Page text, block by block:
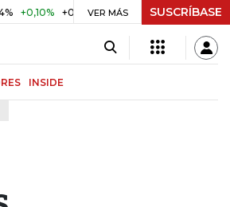
+0,98% UVR $ 416,91 +$ 0,05 +0,01%
VER MÁS SUSCRÍBASE
INSIDE